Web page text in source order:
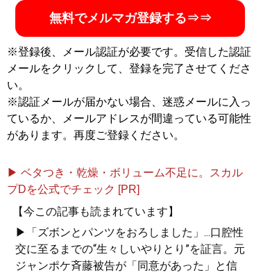
無料でメルマガ登録する⇒⇒
※登録後、メール認証が必要です。受信した認証
メールをクリックして、登録を完了させてくださ
い。
※認証メールが届かない場合、迷惑メールに入っ
ているか、メールアドレスが間違っている可能性
があります。再度ご登録ください。
▶ ベタつき・乾燥・ボリューム不足に。スカル
プDを公式でチェック [PR]
【今この記事も読まれています】
▶「ズボンとパンツをおろしました」...口腔性
交に至るまでの“生々しいやりとり”を証言。元
ジャンポケ斉藤被告が「同意があった」と信